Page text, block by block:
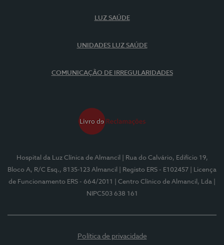
LUZ SAÚDE
UNIDADES LUZ SAÚDE
COMUNICAÇÃO DE IRREGULARIDADES
Hospital da Luz Clínica de Almancil
| Rua do Calvário, Edifício 19,
Bloco A, R/C Esq., 8135-123 Almancil
| Registo ERS - E102457
| Licença
de Funcionamento ERS - 664/2011
| Centro Clínico de Almancil, Lda
NIPC503 638 161
Política de privacidade